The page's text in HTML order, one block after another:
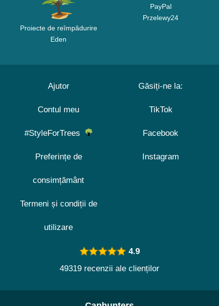
Proiecte de reîmpădurire
Eden
PayPal
Przelewy24
Ajutor
Contul meu
#StyleForTrees
Preferințe de
consimțământ
Termeni și condiții de
utilizare
Găsiți-ne la:
TikTok
Facebook
Instagram
4.9
49319 recenzii ale clienților